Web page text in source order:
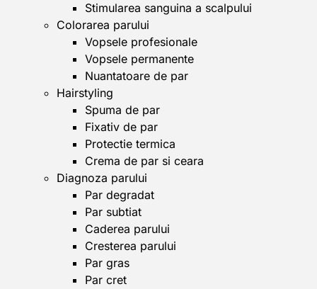
Stimularea sanguina a scalpului
Colorarea parului
Vopsele profesionale
Vopsele permanente
Nuantatoare de par
Hairstyling
Spuma de par
Fixativ de par
Protectie termica
Crema de par si ceara
Diagnoza parului
Par degradat
Par subtiat
Caderea parului
Cresterea parului
Par gras
Par cret